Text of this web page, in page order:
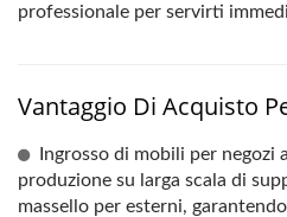
professionale per servirti
Vantaggio Di Acquisto
Ingrosso di mobili per
produzione su larga scala di
massello per esterni,